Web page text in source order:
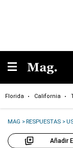
Florida California
MAG >RESPUESTAS >
Añadir